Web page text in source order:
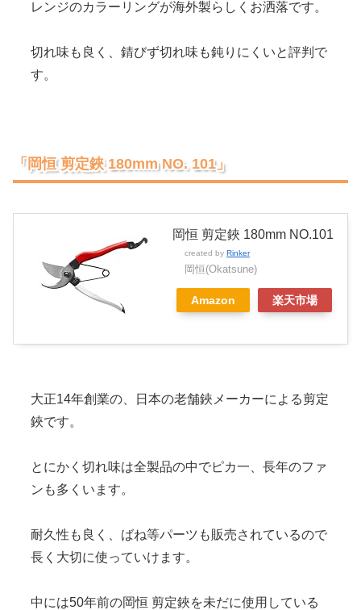
レンジのカラーリングが海外製らしくお洒落です。
切れ味も良く、錆びず切れ味も鈍りにくいと評判で
す。
「岡恒 剪定鋏 180mm NO. 101」
岡恒 剪定鋏 180mm NO.101
created by Rinker
岡恒(Okatsune)
Amazon 楽天市場
大正14年創業の、日本の老舗鋏メーカーによる剪定
鋏です。
とにかく切れ味は全製品の中でピカ一、長年のファ
ンも多くいます。
耐久性も良く、ばね等パーツも販売されているので
長く大切に使っていけます。
中には50年前の岡恒 剪定鋏を未だに使用している